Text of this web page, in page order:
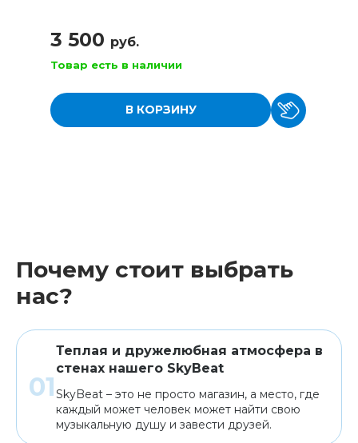
3 500 руб.
Товар есть в наличии
В КОРЗИНУ
Почему стоит выбрать
нас?
Теплая и дружелюбная атмосфера в
стенах нашего SkyBeat
SkyBeat – это не просто магазин, а место, где
каждый может человек может найти свою
музыкальную душу и завести друзей.